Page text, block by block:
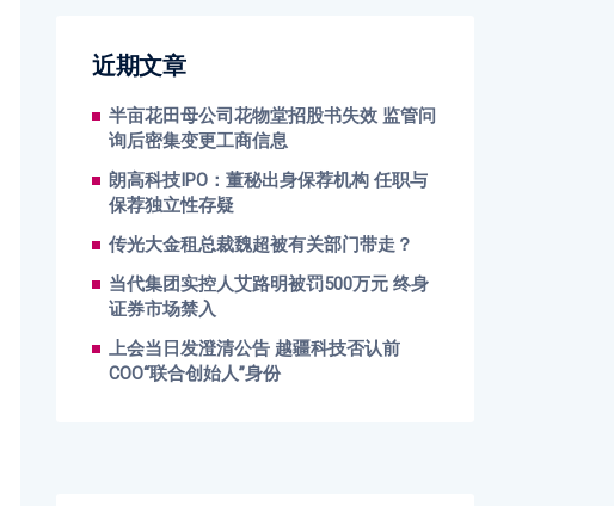
近期文章
半亩花田母公司花物堂招股书失效 监管问
询后密集变更工商信息
朗高科技IPO：董秘出身保荐机构 任职与
保荐独立性存疑
传光大金租总裁魏超被有关部门带走？
当代集团实控人艾路明被罚500万元 终身
证券市场禁入
上会当日发澄清公告 越疆科技否认前
COO“联合创始人”身份